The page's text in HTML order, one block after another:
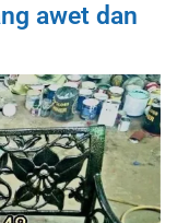
awet dan